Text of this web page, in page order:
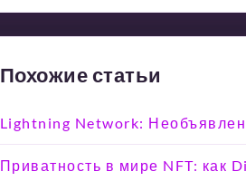
Похожие статьи
Lightning Network:
Приватность в мире NFT: как